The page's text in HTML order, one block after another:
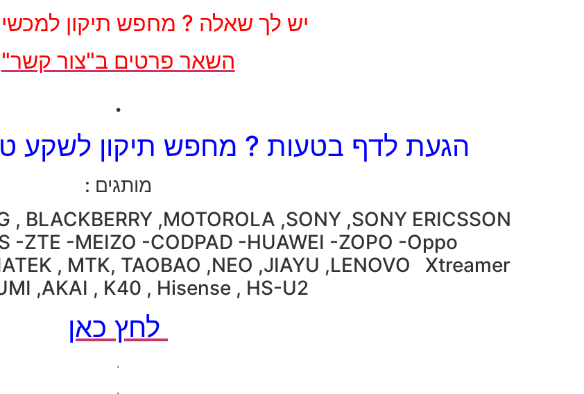
יש לך שאלה ? מחפש תיקון
השאר פרטים ב"צור קשר"
.
הגעת לדף בטעות ? מחפש תיקון לשקע
מותגים :
, BLACKBERRY ,MOTOROLA ,SONY ,SONY ERICSSON
-ZTE -MEIZO -CODPAD -HUAWEI -ZOPO -Oppo
, MTK, TAOBAO ,NEO ,JIAYU ,LENOVO Xtreamer
,AKAI , K40 , Hisense , HS-U2
לחץ כאן
.
.